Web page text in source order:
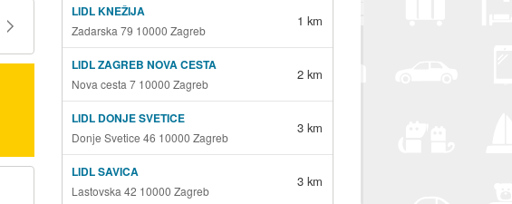
LIDL KNEŽIJA
Zadarska 79 10000 Zagreb
1 km
LIDL ZAGREB NOVA CESTA
Nova cesta 7 10000 Zagreb
2 km
LIDL DONJE SVETICE
Donje Svetice 46 10000 Zagreb
3 km
LIDL SAVICA
Lastovska 42 10000 Zagreb
3 km